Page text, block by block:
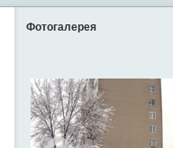
Фотогалерея